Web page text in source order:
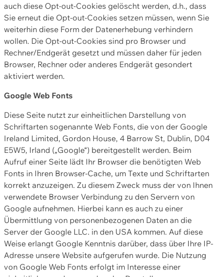
auch diese Opt-out-Cookies gelöscht werden, d.h., dass
Sie erneut die Opt-out-Cookies setzen müssen, wenn Sie
weiterhin diese Form der Datenerhebung verhindern
wollen. Die Opt-out-Cookies sind pro Browser und
Rechner/Endgerät gesetzt und müssen daher für jeden
Browser, Rechner oder anderes Endgerät gesondert
aktiviert werden.
Google Web Fonts
Diese Seite nutzt zur einheitlichen Darstellung von
Schriftarten sogenannte Web Fonts, die von der Google
Ireland Limited, Gordon House, 4 Barrow St, Dublin, D04
E5W5, Irland („Google“) bereitgestellt werden. Beim
Aufruf einer Seite lädt Ihr Browser die benötigten Web
Fonts in Ihren Browser-Cache, um Texte und Schriftarten
korrekt anzuzeigen. Zu diesem Zweck muss der von Ihnen
verwendete Browser Verbindung zu den Servern von
Google aufnehmen. Hierbei kann es auch zu einer
Übermittlung von personenbezogenen Daten an die
Server der Google LLC. in den USA kommen. Auf diese
Weise erlangt Google Kenntnis darüber, dass über Ihre IP-
Adresse unsere Website aufgerufen wurde. Die Nutzung
von Google Web Fonts erfolgt im Interesse einer